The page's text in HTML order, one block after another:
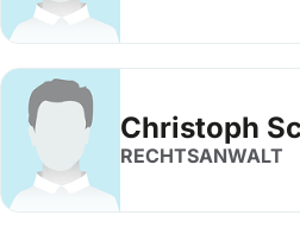
Christoph
RECHTSANWALT